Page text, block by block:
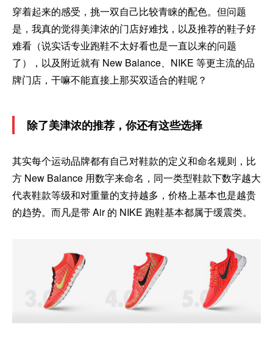
穿着起来的感受，挑一双自己比较青睐的配色。但问题
是，我真的觉得美津浓的门店好难找，以及推荐的鞋子好
难看（说实话专业跑鞋不太好看也是一直以来的问题
了），以及附近就有 New Balance、NIKE 等更主流的品
牌门店，干嘛不能直接上那买双适合的鞋呢？
除了美津浓的推荐，你还有这些选择
其实每个运动品牌都有自己对鞋款的定义和命名规则，比
方 New Balance 用数字来命名，同一类型鞋款下数字越大
代表鞋款等级和对重量的支持越多，价格上基本也是越贵
的趋势。而凡是带 Air 的 NIKE 跑鞋基本都属于缓震类。